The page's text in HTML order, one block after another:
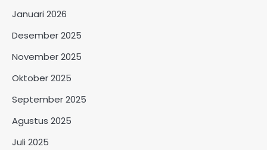
Januari 2026
Desember 2025
November 2025
Oktober 2025
September 2025
Agustus 2025
Juli 2025